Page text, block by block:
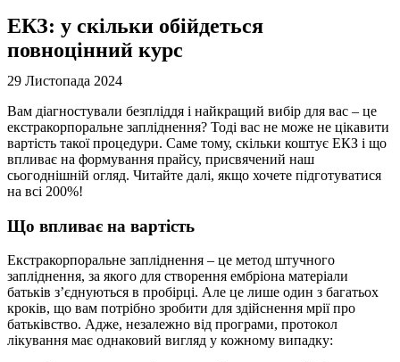
ЕКЗ: у скільки обійдеться
повноцінний курс
29 Листопада 2024
Вам діагностували безпліддя і найкращий вибір для вас – це
екстракорпоральне запліднення? Тоді вас не може не цікавити
вартість такої процедури. Саме тому, скільки коштує ЕКЗ і що
впливає на формування прайсу, присвячений наш
сьогоднішній огляд. Читайте далі, якщо хочете підготуватися
на всі 200%!
Що впливає на вартість
Екстракорпоральне запліднення – це метод штучного
запліднення, за якого для створення ембріона матеріали
батьків з’єднуються в пробірці. Але це лише один з багатьох
кроків, що вам потрібно зробити для здійснення мрії про
батьківство. Адже, незалежно від програми, протокол
лікування має однаковий вигляд у кожному випадку: